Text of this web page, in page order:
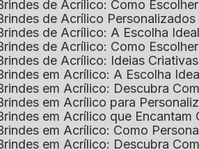
Brindes de Acrílico: Como
Brindes de Acrílico
Brindes de Acrílico: A Escolha
Brindes de Acrílico: Como
Brindes de Acrílico: Ideias
Brindes em Acrílico: A Escolha
Brindes em Acrílico: Descubra
Brindes em Acrílico para
Brindes em Acrílico que Encantam
Brindes em Acrílico: Como
Brindes em Acrílico: Descubra